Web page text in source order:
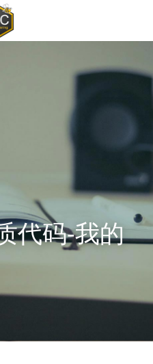
代码-我的